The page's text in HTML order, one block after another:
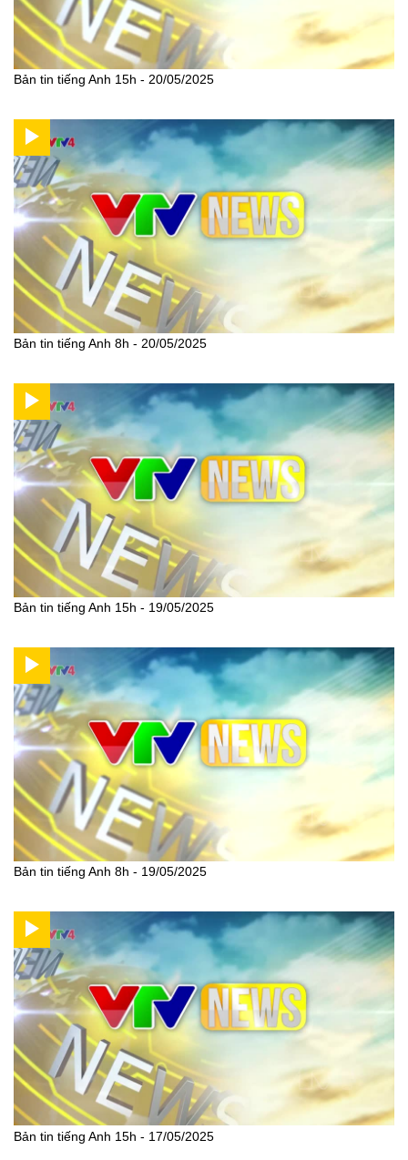
Bản tin tiếng Anh 15h - 20/05/2025
Bản tin tiếng Anh 8h - 20/05/2025
Bản tin tiếng Anh 15h - 19/05/2025
Bản tin tiếng Anh 8h - 19/05/2025
Bản tin tiếng Anh 15h - 17/05/2025